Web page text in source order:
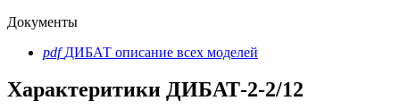
Документы
pdfДИБАТ описание всех моделей
Характеритики ДИБАТ-2-2/12